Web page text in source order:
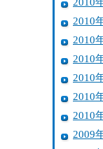
2010
2010
2010
2010
2010
2010
2009